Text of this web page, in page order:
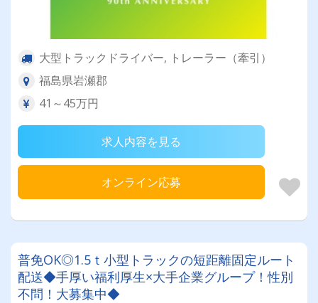
大型トラックドライバー, トレーラー（牽引）
福島県岩瀬郡
41～45万円
求人内容を見る
オンライン応募
普免OK◎1.5ｔ小型トラックの短距離固定ルート
配送◆手厚い福利厚生×大手企業グループ！性別
不問！大募集中◆